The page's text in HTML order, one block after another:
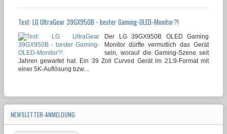
Test: LG UltraGear 39GX950B - bester Gaming-OLED-Monitor?!
Der LG 39GX950B OLED Gaming
Monitor dürfte vermutlich das Gerät
sein, worauf die Gaming-Szene seit
Jahren gewartet hat. Ein 39 Zoll Curved Gerät im 21:9-Format mit
einer 5K-Auflösung bzw....
NEWSLETTER-ANMELDUNG